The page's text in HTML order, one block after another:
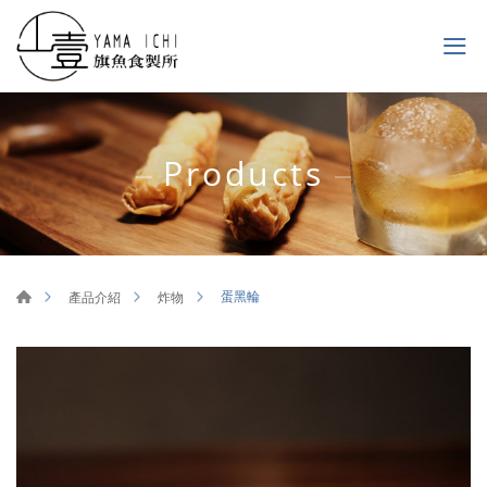
Products
產品介紹 炸物 蛋黑輪